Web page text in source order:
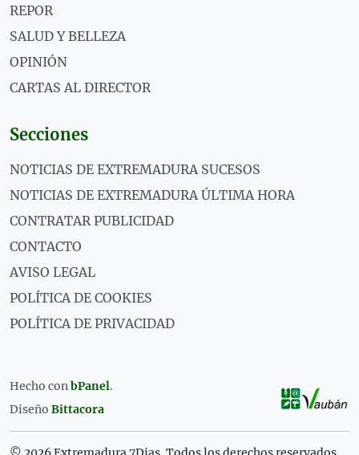
REPOR
SALUD Y BELLEZA
OPINIÓN
CARTAS AL DIRECTOR
Secciones
NOTICIAS DE EXTREMADURA SUCESOS
NOTICIAS DE EXTREMADURA ÚLTIMA HORA
CONTRATAR PUBLICIDAD
CONTACTO
AVISO LEGAL
POLÍTICA DE COOKIES
POLÍTICA DE PRIVACIDAD
Hecho conbPanel.
Diseño Bittacora